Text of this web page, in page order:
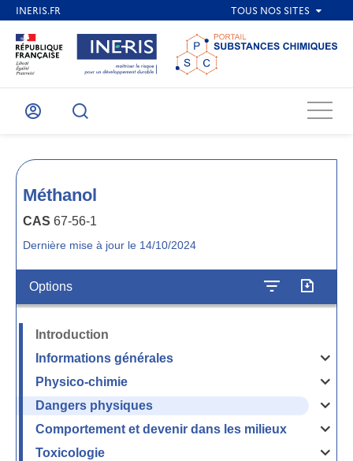
Mon
Recherche
Menu
Méthanol
CAS 67-56-1
Dernière mise à jour le 14/10/2024
Options
Introduction
Informations générales
Ouvrir
la
générales
Physico-chimie
Ouvrir
la
chimie
Dangers physiques
Ouvrir
la
Comportement et devenir dans les milieux
Ouvrir
la
Toxicologie
Ouvrir